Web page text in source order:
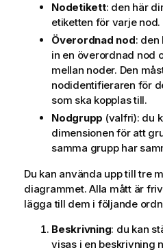
Nodetikett: den här
etiketten för varje nod.
Överordnad nod: den
in en överordnad nod
mellan noder. Den
nodidentifieraren för
som ska kopplas till.
Nodgrupp (valfri): du
dimensionen för att
samma grupp har
Du kan använda upp till tre
diagrammet. Alla mått är
lägga till dem i följande
Beskrivning: du kan
visas i en beskrivning